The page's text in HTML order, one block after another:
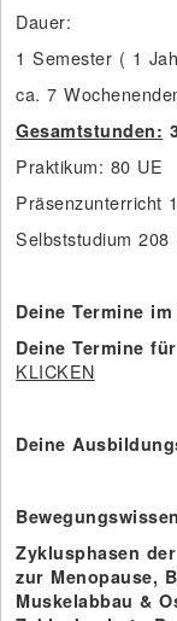
Dauer:
1 Semester ( 1
ca. 7
Gesamtstunden:
Praktikum: 80 UE
Präsenzunterricht
Selbststudium 208
Deine Termine
Deine Termine
KLICKEN
Deine
Zyklusphasen
zur Menopause,
Muskelabbau &